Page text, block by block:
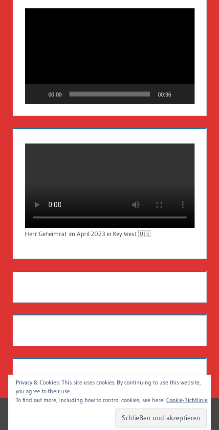
00:00 00:36
Herr Geheimrat im April 2023 in Key West 🇺🇸
WordPress-Theme: Treville von ThemeZee.
Privacy & Cookies: This site uses cookies. By continuing to use this website,
you agree to their use.
To find out more, including how to control cookies, see here: Cookie-Richtlinie